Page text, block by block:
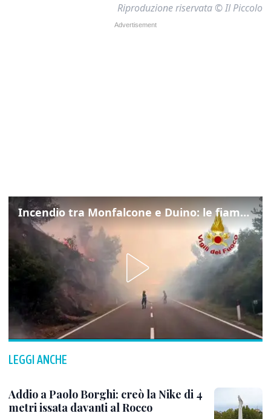
Riproduzione riservata © Il Piccolo
Incendio tra Monfalcone e Duino: le fiamme lambiscono la strada
LEGGI ANCHE
Addio a Paolo Borghi: creò la Nike di 4
metri issata davanti al Rocco